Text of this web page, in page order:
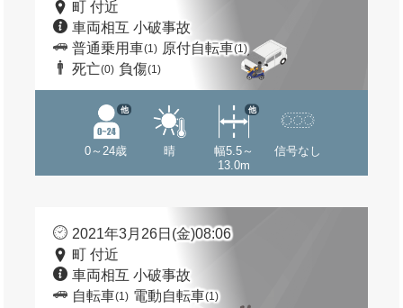
町 付近
車両相互 小破事故
普通乗用車(1) 原付自転車(1)
死亡(0) 負傷(1)
0～24歳
他
晴
幅5.5～
13.0m
他
信号なし
2021年3月26日(金)08:06
町 付近
車両相互 小破事故
自転車(1) 電動自転車(1)